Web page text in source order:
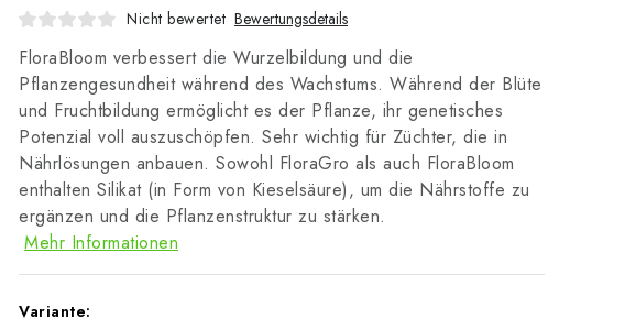
Nicht bewertet Bewertungsdetails
FloraBloom verbessert die Wurzelbildung und die
Pflanzengesundheit während des Wachstums. Während der Blüte
und Fruchtbildung ermöglicht es der Pflanze, ihr genetisches
Potenzial voll auszuschöpfen. Sehr wichtig für Züchter, die in
Nährlösungen anbauen. Sowohl FloraGro als auch FloraBloom
enthalten Silikat (in Form von Kieselsäure), um die Nährstoffe zu
ergänzen und die Pflanzenstruktur zu stärken.
Mehr Informationen
Variante: